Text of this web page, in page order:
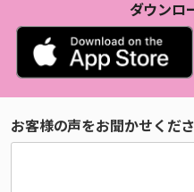
ダウンロ
お客様の声をお聞かせくだ